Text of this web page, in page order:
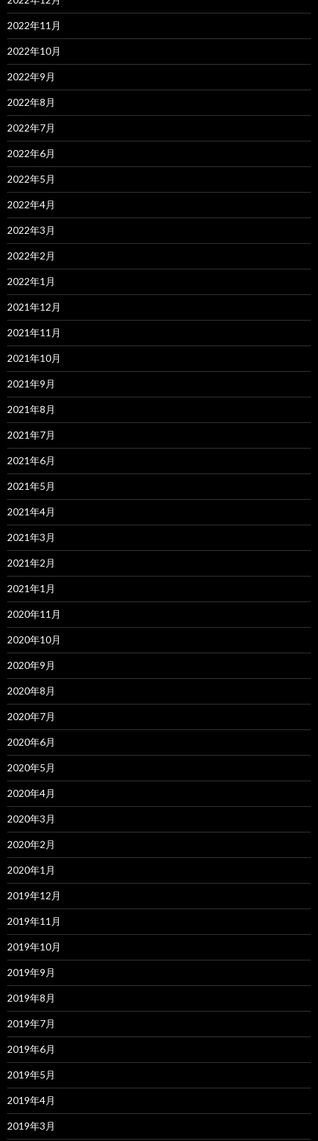
2022年11月
2022年10月
2022年9月
2022年8月
2022年7月
2022年6月
2022年5月
2022年4月
2022年3月
2022年2月
2022年1月
2021年12月
2021年11月
2021年10月
2021年9月
2021年8月
2021年7月
2021年6月
2021年5月
2021年4月
2021年3月
2021年2月
2021年1月
2020年11月
2020年10月
2020年9月
2020年8月
2020年7月
2020年6月
2020年5月
2020年4月
2020年3月
2020年2月
2020年1月
2019年12月
2019年11月
2019年10月
2019年9月
2019年8月
2019年7月
2019年6月
2019年5月
2019年4月
2019年3月